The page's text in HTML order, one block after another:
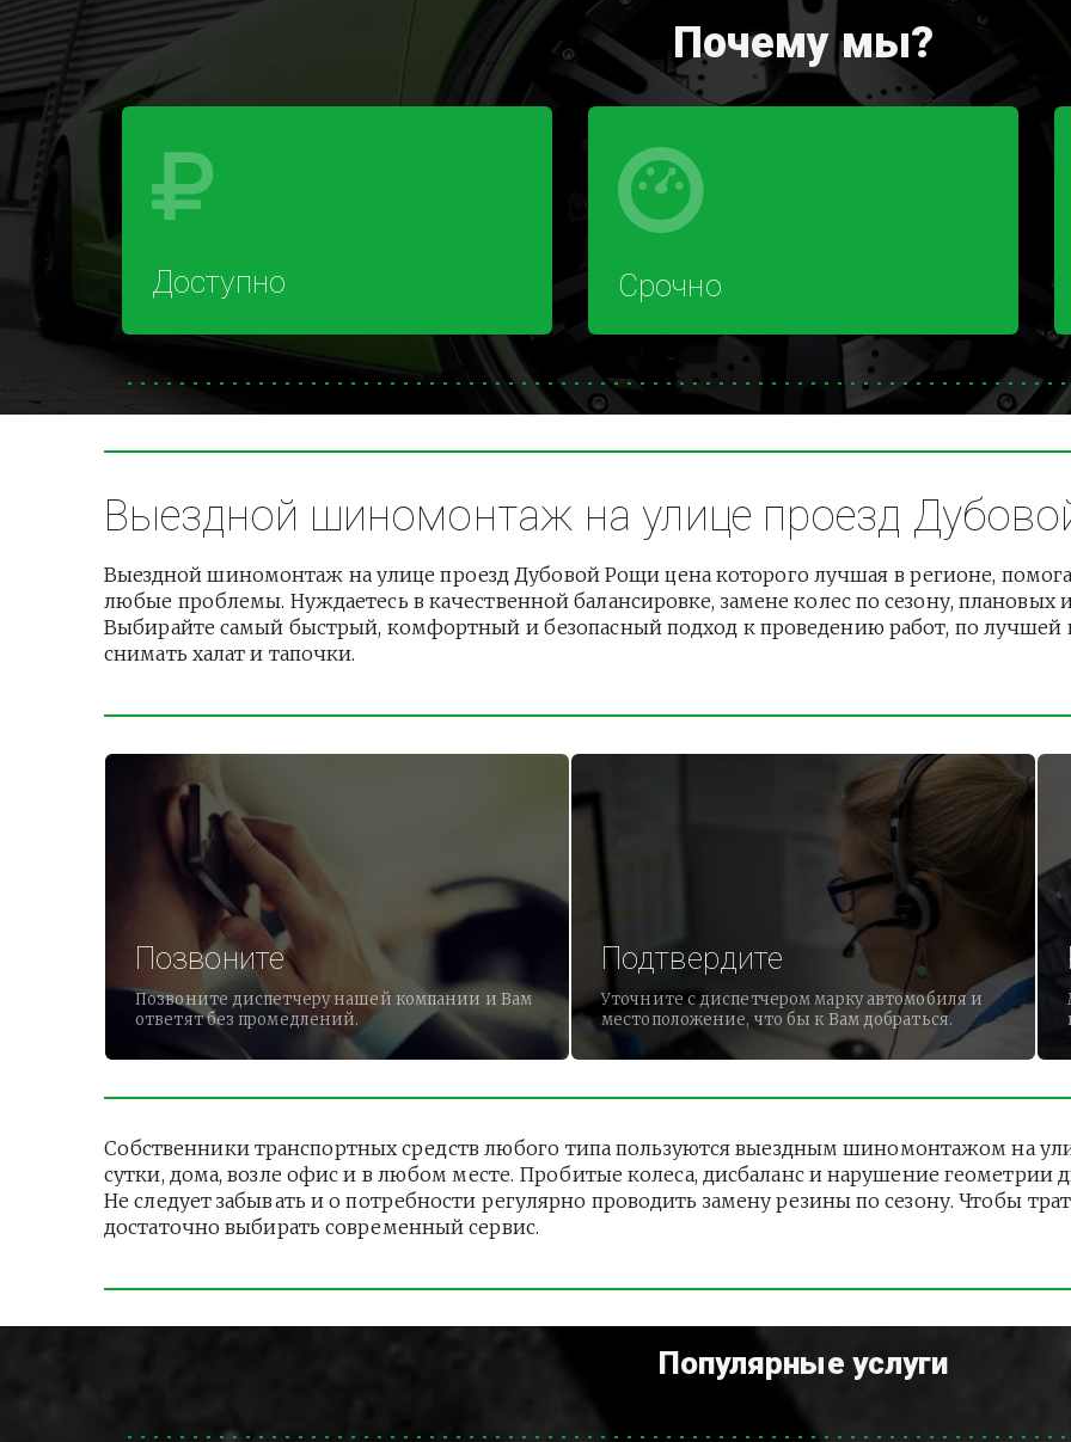
Почему мы?
Доступно Срочно
Выездной шиномонтаж на улице проезд
Выездной шиномонтаж на улице проезд Дубовой Рощи цена которого лучшая в регионе,
любые проблемы. Нуждаетесь в качественной балансировке, замене колес по сезону, плановых
Выбирайте самый быстрый, комфортный и безопасный подход к проведению работ, по лучшей
снимать халат и тапочки.
Позвоните
Позвоните диспетчеру нашей компании и Вам
ответят без промедлений.
Подтвердите
Уточните с диспетчером марку автомобиля и
местоположение, что бы к Вам добраться.
Собственники транспортных средств любого типа пользуются выездным шиномонтажом на
сутки, дома, возле офис и в любом месте. Пробитые колеса, дисбаланс и нарушение
Не следует забывать и о потребности регулярно проводить замену резины по сезону. Чтобы
достаточно выбирать современный сервис.
Популярные услуги